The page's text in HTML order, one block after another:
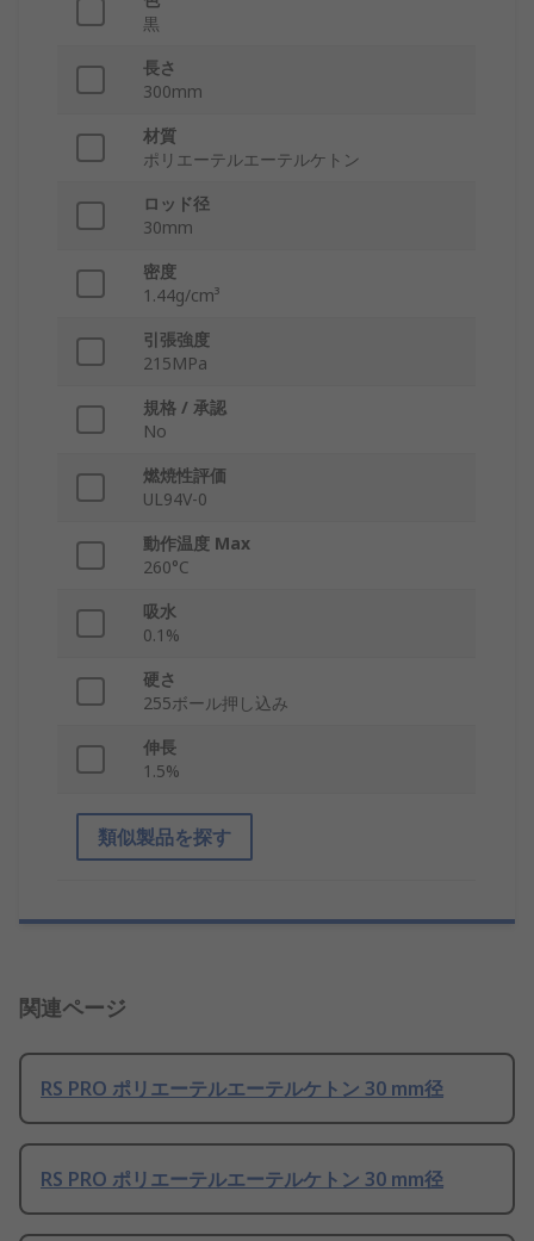
黒
長さ
300mm
材質
ポリエーテルエーテルケトン
ロッド径
30mm
密度
1.44g/cm³
引張強度
215MPa
規格 / 承認
No
燃焼性評価
UL94V-0
動作温度 Max
260°C
吸水
0.1%
硬さ
255ボール押し込み
伸長
1.5%
類似製品を探す
関連ページ
RS PRO ポリエーテルエーテルケトン 30 mm径
RS PRO ポリエーテルエーテルケトン 30 mm径